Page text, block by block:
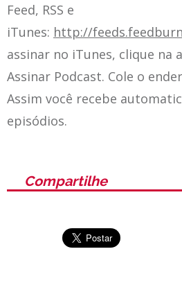
Feed, RSS e
iTunes: http://
assinar no iTunes, clique na
Assinar Podcast. Cole o
Assim você recebe
episódios.
Compartilhe